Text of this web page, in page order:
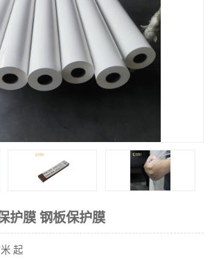
护膜 钢板保护膜
起
乳白保护膜
纯黑保护膜
彩钢板保护膜
铝板保护膜
一次性隔离膜